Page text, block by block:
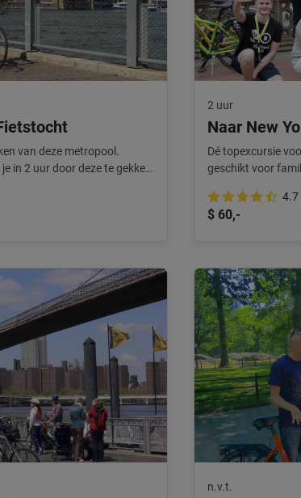
van deze metropool.
in 2 uur door deze te gekke
2 uur
Naar New
Dé topexcursie
geschikt voor
4.7
$ 60,-
n.v.t.